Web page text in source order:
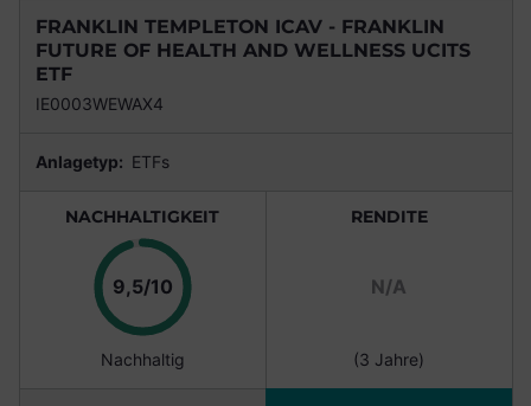
FRANKLIN TEMPLETON ICAV - FRANKLIN
FUTURE OF HEALTH AND WELLNESS UCITS
ETF
IE0003WEWAX4
Anlagetyp: ETFs
NACHHALTIGKEIT
9,5/10Punkte
Nachhaltig
RENDITE
N/A
(3 Jahre)